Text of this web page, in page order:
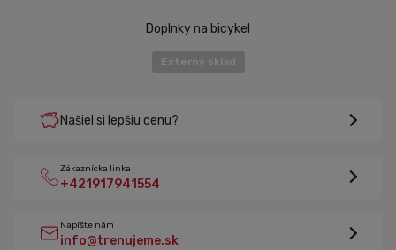
Doplnky na bicykel
Externý sklad
Našiel si lepšiu cenu?
Zákaznícka linka
+421917941554
Napíšte nám
info@trenujeme.sk